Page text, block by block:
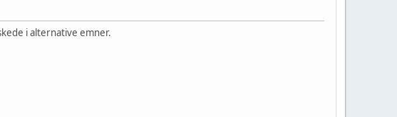
i alternative emner.